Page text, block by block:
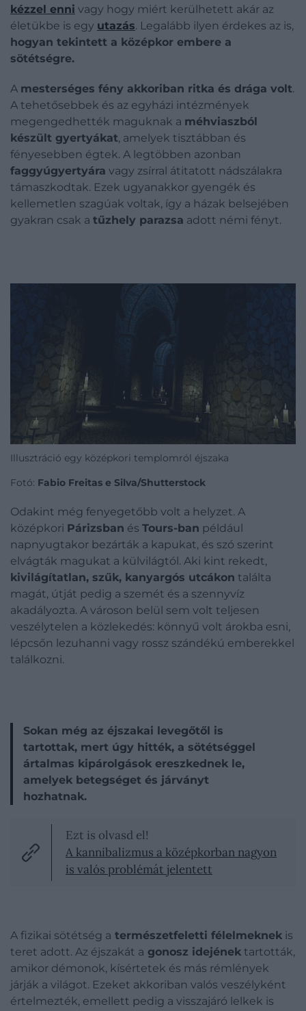
kézzel enni vagy hogy miért kerülhetett akár az
életükbe is egy utazás. Legalább ilyen érdekes az is,
hogyan tekintett a középkor embere a
sötétségre.
A mesterséges fény akkoriban ritka és drága volt.
A tehetősebbek és az egyházi intézmények
megengedhették maguknak a méhviaszból
készült gyertyákat, amelyek tisztábban és
fényesebben égtek. A legtöbben azonban
faggyúgyertyára vagy zsírral átitatott nádszálakra
támaszkodtak. Ezek ugyanakkor gyengék és
kellemetlen szagúak voltak, így a házak belsejében
gyakran csak a tűzhely parazsa adott némi fényt.
Illusztráció egy középkori templomról éjszaka
Fotó: Fabio Freitas e Silva/Shutterstock
Odakint még fenyegetőbb volt a helyzet. A
középkori Párizsban és Tours-ban például
napnyugtakor bezárták a kapukat, és szó szerint
elvágták magukat a külvilágtól. Aki kint rekedt,
kivilágítatlan, szűk, kanyargós utcákon találta
magát, útját pedig a szemét és a szennyvíz
akadályozta. A városon belül sem volt teljesen
veszélytelen a közlekedés: könnyű volt árokba esni,
lépcsőn lezuhanni vagy rossz szándékú emberekkel
találkozni.
Sokan még az éjszakai levegőtől is
tartottak, mert úgy hitték, a sötétséggel
ártalmas kipárolgások ereszkednek le,
amelyek betegséget és járványt
hozhatnak.
Ezt is olvasd el!
A kannibalizmus a középkorban nagyon
is valós problémát jelentett
A fizikai sötétség a természetfeletti félelmeknek is
teret adott. Az éjszakát a gonosz idejének tartották,
amikor démonok, kísértetek és más rémlények
járják a világot. Ezeket akkoriban valós veszélyként
értelmezték, emellett pedig a visszajáró lelkek is